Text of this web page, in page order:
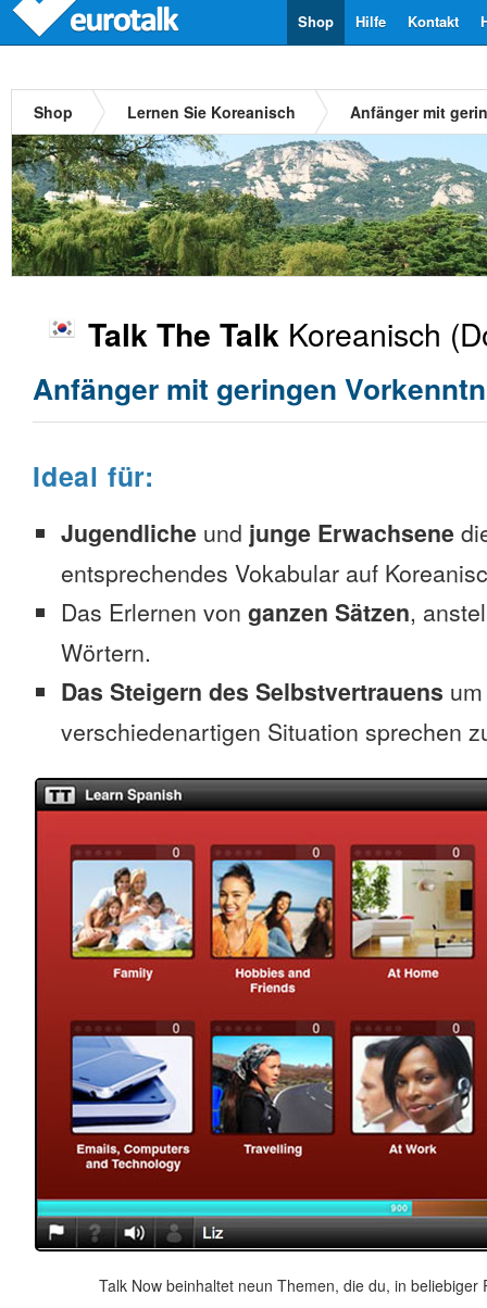
Kontakt
Hilfe
Shop
Shop Lernen Sie Koreanisch Anfänger mit
Talk The Talk Koreanisch
Anfänger mit geringen
Ideal für:
Jugendliche und junge Erwachsene
entsprechendes Vokabular auf
Das Erlernen von ganzen Sätzen,
Wörtern.
Das Steigern des Selbstvertrauens
verschiedenartigen Situation sprechen
Talk Now beinhaltet neun Themen, die du, in